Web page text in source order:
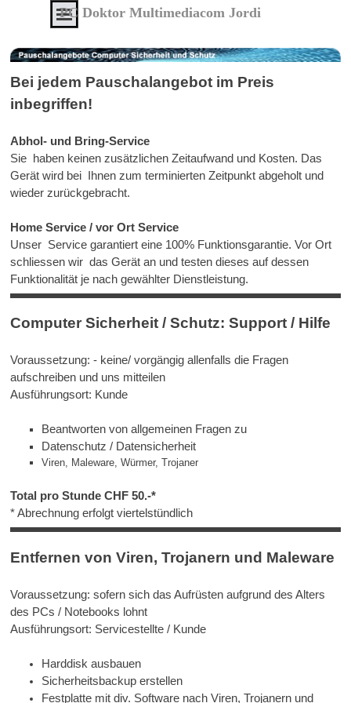
Direkt zum SeiteninhaltPC Doktor Multimediacom Jordi
IT
Service
von
A
-
Alles
aus
einer
zu
erschwinglichen
Preisen
Qualität
-
Preis
Menü überspringen
Bei jedem Pauschalangebot im Preis
inbegriffen!
Abhol- und Bring-Service
Sie haben keinen zusätzlichen Zeitaufwand und Kosten. Das
Gerät wird bei Ihnen zum terminierten Zeitpunkt abgeholt und
wieder zurückgebracht.
Home Service / vor Ort Service
Unser Service garantiert eine 100% Funktionsgarantie. Vor Ort
schliessen wir das Gerät an und testen dieses auf dessen
Funktionalität je nach gewählter Dienstleistung.
Computer Sicherheit / Schutz: Support / Hilfe
Voraussetzung: - keine/ vorgängig allenfalls die Fragen
aufschreiben und uns mitteilen
Ausführungsort: Kunde
Beantworten von allgemeinen Fragen zu
Datenschutz / Datensicherheit
Viren, Maleware, Würmer, Trojaner
Total pro Stunde CHF 50.-*
* Abrechnung erfolgt viertelstündlich
Entfernen von Viren, Trojanern und Maleware
Voraussetzung: sofern sich das Aufrüsten aufgrund des Alters
des PCs / Notebooks lohnt
Ausführungsort: Servicestellte / Kunde
Harddisk ausbauen
Sicherheitsbackup erstellen
Festplatte mit div. Software nach Viren, Trojanern und